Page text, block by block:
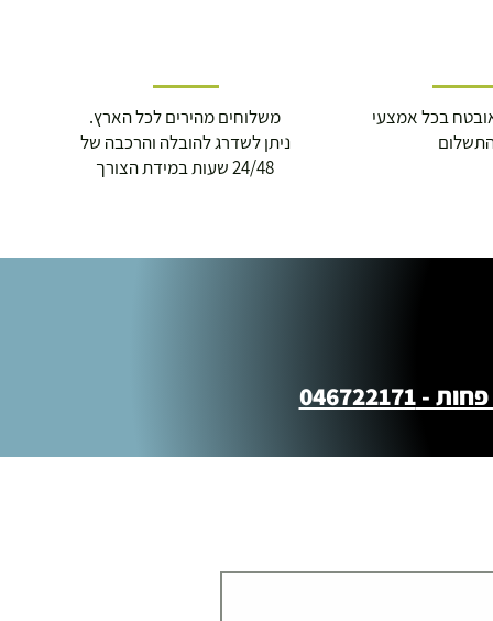
משלוחים מהירים לכל הארץ.
ניתן לשדרג להובלה והרכבה של
24/48 שעות במידת הצורך
בכל אמצעי